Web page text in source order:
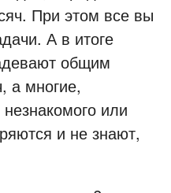
При этом все вы
А в итоге
общим
а многие,
или
и не знают,